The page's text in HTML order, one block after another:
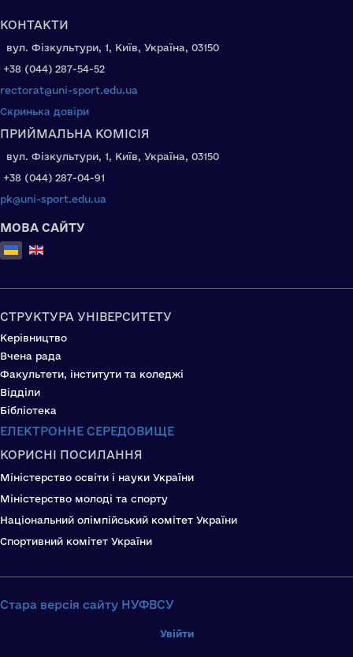
КОНТАКТИ
вул. Фізкультури, 1, Київ, Україна, 03150
+38 (044) 287-54-52
rectorat@uni-sport.edu.ua
Скринька довіри
ПРИЙМАЛЬНА КОМІСІЯ
вул. Фізкультури, 1, Київ, Україна, 03150
+38 (044) 287-04-91
pk@uni-sport.edu.ua
МОВА САЙТУ
Оберіть свою мову
СТРУКТУРА УНІВЕРСИТЕТУ
Керівництво
Вчена рада
Факультети, інститути та коледжі
Відділи
Бібліотека
ЕЛЕКТРОННЕ СЕРЕДОВИЩЕ
КОРИСНІ ПОСИЛАННЯ
Міністерство освіти і науки України
Міністерство молоді та спорту
Національний олімпійський комітет України
Спортивний комітет України
Стара версія сайту НУФВСУ
Увійти